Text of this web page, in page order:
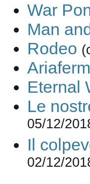
War
Man
Rodeo
Eternal
Le
05/12/
Il
02/12/